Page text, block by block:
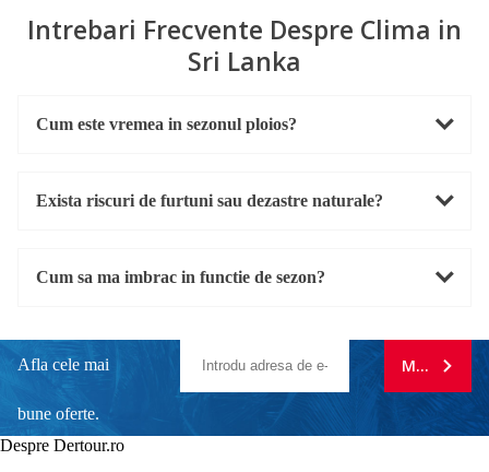
Intrebari Frecvente Despre Clima in
Sri Lanka
Cum este vremea in sezonul ploios?
Exista riscuri de furtuni sau dezastre naturale?
Cum sa ma imbrac in functie de sezon?
Afla cele mai
bune oferte.
MA
Despre Dertour.ro